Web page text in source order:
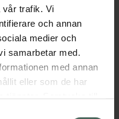
vår trafik. Vi
och annan
medier och
samarbetar med.
med annan
eller som de har
tjänster. Samtycke till
och mental
daglig dos: 1